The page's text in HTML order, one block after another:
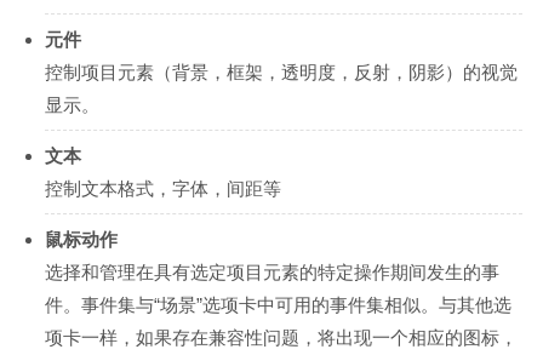
元件
控制项目元素（背景，框架，透明度，反射，阴影）的视觉
显示。
文本
控制文本格式，字体，间距等
鼠标动作
选择和管理在具有选定项目元素的特定操作期间发生的事
件。事件集与“场景”选项卡中可用的事件集相似。与其他选
项卡一样，如果存在兼容性问题，将出现一个相应的图标，